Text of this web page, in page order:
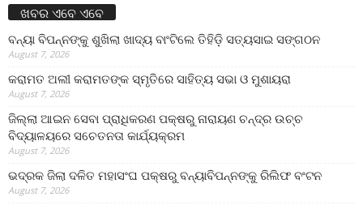
ଖବର ଏବେ ଏବେ
ବନ୍ୟା ବିପନ୍ନଙ୍କୁ ଶୁଖିଲା ଖାଦ୍ୟ ବାଂଟିଲେ ତିହିଡି଼ ସତ୍ୟସାଇ ସଙ୍ଗଠନ
August 7, 2026
କରାମତ ଅଲୀ କରାମତଙ୍କ ସ୍ମୃତିରେ ସାହିତ୍ୟ ସଭା ଓ ମୁଶାୟରା
August 7, 2026
ଜିଲ୍ଲା ଆଇନ ସେବା ପ୍ରାଧିକରଣ ପକ୍ଷରୁ ନାରାୟଣ ଚନ୍ଦ୍ର ଉଚ୍ଚ
ବିଦ୍ୟାଳୟରେ ସଚେତନତା କାର୍ଯ୍ୟକ୍ରମ
August 7, 2026
ଭଦ୍ରକ ଜିଲା ଦଳିତ ମହାସଂଘ ପକ୍ଷରୁ ବନ୍ୟାବିପନ୍ନଙ୍କୁ ରିଲିଫ ବଂଟନ
August 7, 2026